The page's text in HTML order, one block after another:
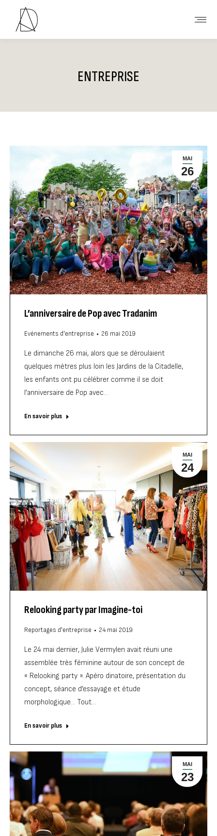
ENTREPRISE
MAI
26
L’anniversaire de Pop avec Tradanim
Evénements d'entreprise 26 mai 2019
Le dimanche 26 mai, alors que se déroulaient
quelques mètres plus loin les Jardins de la Citadelle,
les enfants ont pu célébrer comme il se doit
l’anniversaire de Pop avec…
En savoir plus
MAI
24
Relooking party par Imagine-toi
Reportages d'entreprise 24 mai 2019
Le 24 mai dernier, Julie Vermylen avait réuni une
assemblée très féminine autour de son concept de
« Relooking party ». Apéro dinatoire, présentation du
concept, séance d’essayage et étude
morphologique… Tout…
En savoir plus
MAI
23